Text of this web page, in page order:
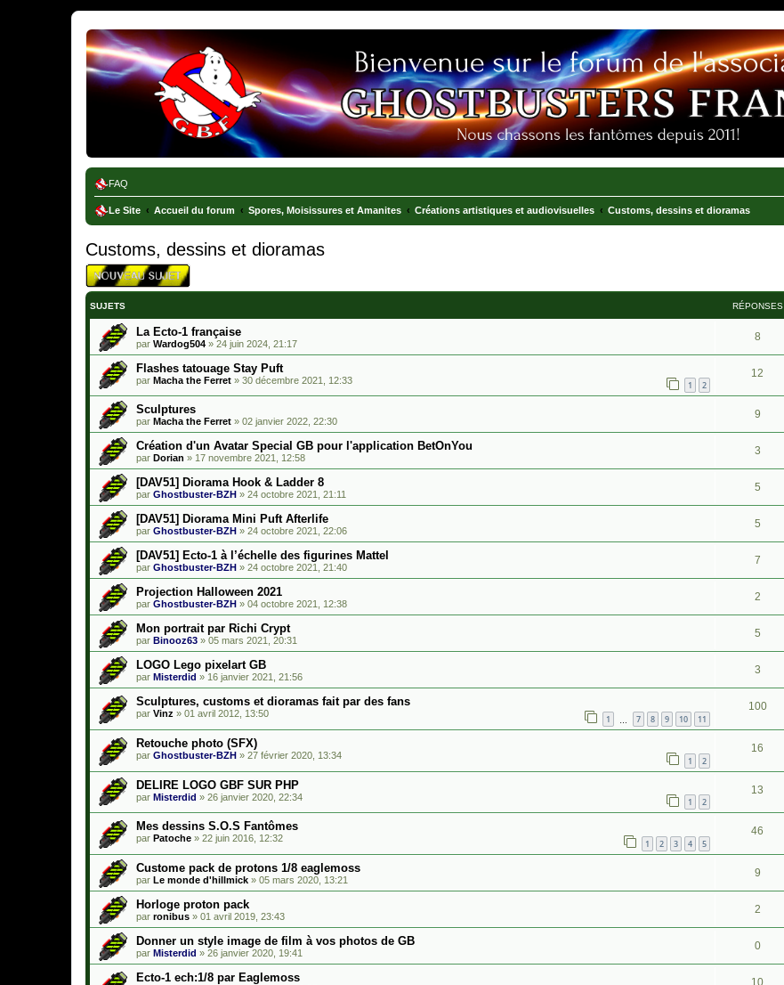
Ghostbusters France
FAQ
Le Site Accueil du forum Spores, Moisissures et Amanites Créations artistiques et audiovisuelles Customs, dessins et dioramas
Customs, dessins et dioramas
SUJETS RÉPONSES
La Ecto-1 française
par Wardog504 » 24 juin 2024, 21:17
8
Flashes tatouage Stay Puft
par Macha the Ferret » 30 décembre 2021, 12:33 1 2
12
Sculptures
par Macha the Ferret » 02 janvier 2022, 22:30
9
Création d'un Avatar Special GB pour l'application BetOnYou
par Dorian » 17 novembre 2021, 12:58
3
[DAV51] Diorama Hook & Ladder 8
par Ghostbuster-BZH » 24 octobre 2021, 21:11
5
[DAV51] Diorama Mini Puft Afterlife
par Ghostbuster-BZH » 24 octobre 2021, 22:06
5
[DAV51] Ecto-1 à l’échelle des figurines Mattel
par Ghostbuster-BZH » 24 octobre 2021, 21:40
7
Projection Halloween 2021
par Ghostbuster-BZH » 04 octobre 2021, 12:38
2
Mon portrait par Richi Crypt
par Binooz63 » 05 mars 2021, 20:31
5
LOGO Lego pixelart GB
par Misterdid » 16 janvier 2021, 21:56
3
Sculptures, customs et dioramas fait par des fans
par Vinz » 01 avril 2012, 13:50 1 7 8 9 10 11
100
Retouche photo (SFX)
par Ghostbuster-BZH » 27 février 2020, 13:34 1 2
16
DELIRE LOGO GBF SUR PHP
par Misterdid » 26 janvier 2020, 22:34 1 2
13
Mes dessins S.O.S Fantômes
par Patoche » 22 juin 2016, 12:32 1 2 3 4 5
46
Custome pack de protons 1/8 eaglemoss
par Le monde d'hillmick » 05 mars 2020, 13:21
9
Horloge proton pack
par ronibus » 01 avril 2019, 23:43
2
Donner un style image de film à vos photos de GB
par Misterdid » 26 janvier 2020, 19:41
0
Ecto-1 ech:1/8 par Eaglemoss 10